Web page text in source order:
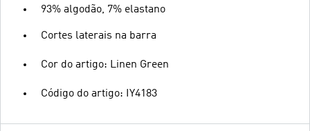
93% algodão, 7% elastano
Cortes laterais na barra
Cor do artigo: Linen Green
Código do artigo: IY4183